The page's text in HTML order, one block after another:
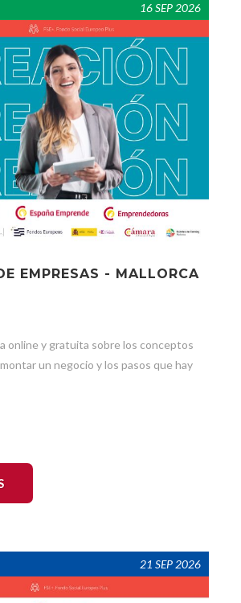
16 SEP 2026
EMPRESAS - MALLORCA
online y gratuita sobre los conceptos
un negocio y los pasos que hay
21 SEP 2026